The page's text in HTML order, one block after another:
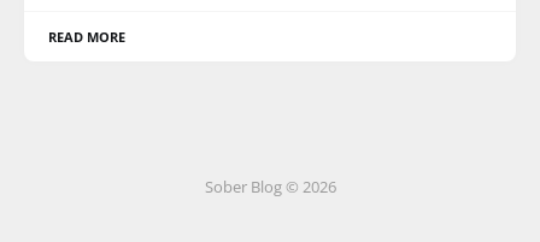
READ MORE
Sober Blog © 2026